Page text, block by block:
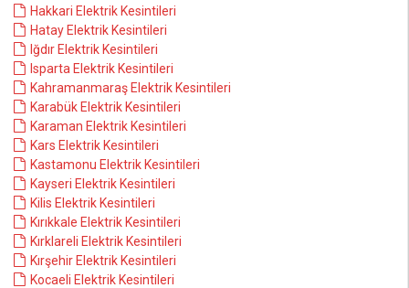
Hakkari Elektrik Kesintileri
Hatay Elektrik Kesintileri
Iğdır Elektrik Kesintileri
Isparta Elektrik Kesintileri
Kahramanmaraş Elektrik Kesintileri
Karabük Elektrik Kesintileri
Karaman Elektrik Kesintileri
Kars Elektrik Kesintileri
Kastamonu Elektrik Kesintileri
Kayseri Elektrik Kesintileri
Kilis Elektrik Kesintileri
Kırıkkale Elektrik Kesintileri
Kırklareli Elektrik Kesintileri
Kırşehir Elektrik Kesintileri
Kocaeli Elektrik Kesintileri